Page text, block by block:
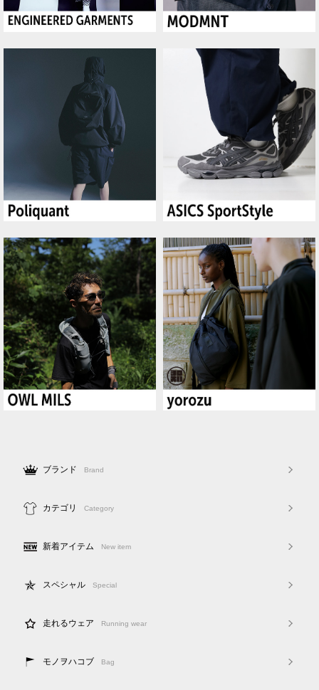
ブランド Brand
カテゴリ Category
新着アイテム New item
スペシャル Special
走れるウェア Running wear
モノヲハコブ Bag